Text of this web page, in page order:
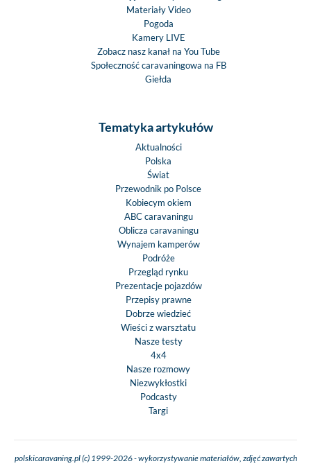
Materiały Video
Pogoda
Kamery LIVE
Zobacz nasz kanał na You Tube
Społeczność caravaningowa na FB
Giełda
Tematyka artykułów
Aktualności
Polska
Świat
Przewodnik po Polsce
Kobiecym okiem
ABC caravaningu
Oblicza caravaningu
Wynajem kamperów
Podróże
Przegląd rynku
Prezentacje pojazdów
Przepisy prawne
Dobrze wiedzieć
Wieści z warsztatu
Nasze testy
4x4
Nasze rozmowy
Niezwykłostki
Podcasty
Targi
polskicaravaning.pl (c) 1999-2026 - wykorzystywanie materiałów, zdjęć zawartych